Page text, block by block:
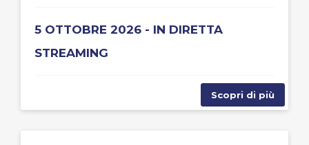
5 OTTOBRE 2026 - IN DIRETTA
STREAMING
Scopri di più